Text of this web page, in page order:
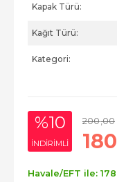
Kapak Türü:
Kağıt Türü:
Kategori:
%10
INDIRIMLI
200,00
180
Havale/EFT ile: 178